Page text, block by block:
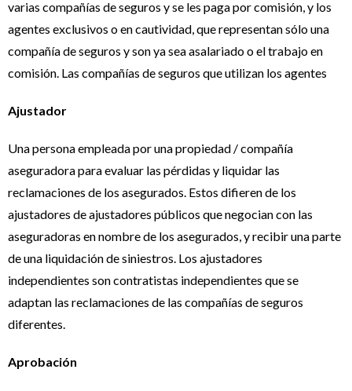
varias compañías de seguros y se les paga por comisión, y los
agentes exclusivos o en cautividad, que representan sólo una
compañía de seguros y son ya sea asalariado o el trabajo en
comisión. Las compañías de seguros que utilizan los agentes
Ajustador
Una persona empleada por una propiedad / compañía
aseguradora para evaluar las pérdidas y liquidar las
reclamaciones de los asegurados. Estos difieren de los
ajustadores de ajustadores públicos que negocian con las
aseguradoras en nombre de los asegurados, y recibir una parte
de una liquidación de siniestros. Los ajustadores
independientes son contratistas independientes que se
adaptan las reclamaciones de las compañías de seguros
diferentes.
Aprobación